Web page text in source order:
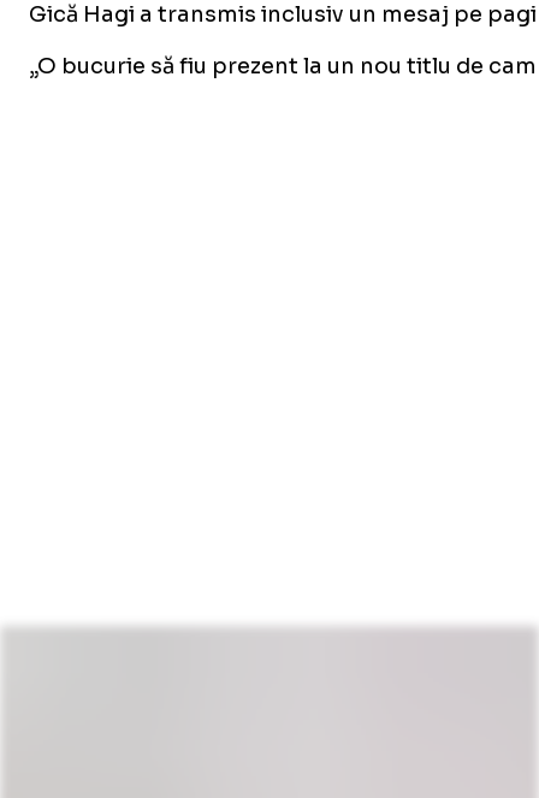
Gică Hagi a transmis inclusiv un mesaj pe
„O bucurie să fiu prezent la un nou titlu de